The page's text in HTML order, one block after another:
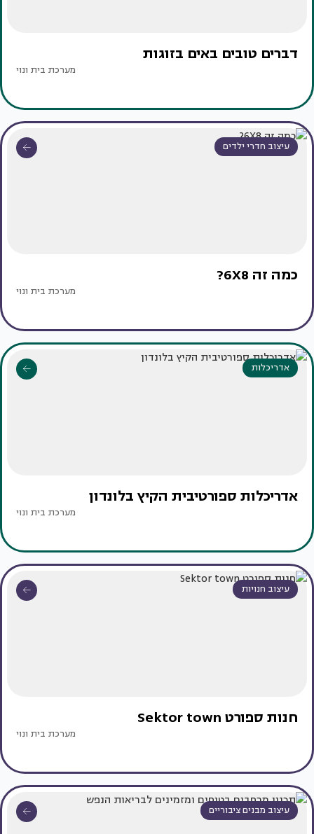
דברים טובים באים בזוגות
מערכת בית ונוי
עיצוב חדרי ילדים
כמה זה 6X8?
מערכת בית ונוי
אדריכלות
אדריכלות ספורטיבית הקיץ בלונדון
מערכת בית ונוי
עיצוב חנויות
חנות ספורט Sektor town
מערכת בית ונוי
עיצוב מבנים ציבוריים